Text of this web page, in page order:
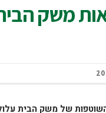
משק
של משק הבית